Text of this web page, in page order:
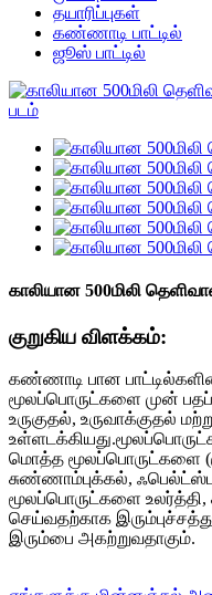
தயாரிப்புகள்
கண்ணாடி பாட்டில்
ஜூஸ் பாட்டில்
காலியான 500மிலி
குறுகிய விளக்கம்:
கண்ணாடி பான
மூலப்பொருட்களை முன்
உருகுதல், உருவாக்குதல்
மொத்த மூலப்பொருட்களை
சுண்ணாம்புக்கல்,
மூலப்பொருட்களை
செய்வதற்காக
இரும்பை அகற்றுவதாகும்.